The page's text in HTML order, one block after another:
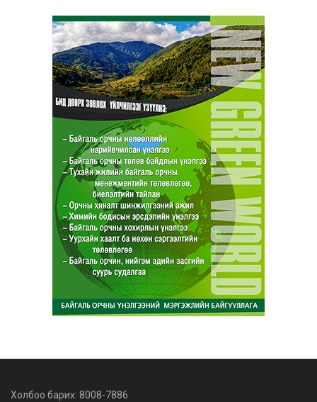
Холбоо барих: 8008-7886